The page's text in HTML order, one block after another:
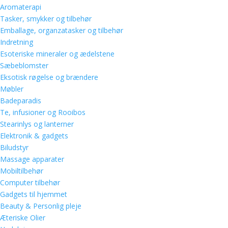
Aromaterapi
Tasker, smykker og tilbehør
Emballage, organzatasker og tilbehør
Indretning
Esoteriske mineraler og ædelstene
Sæbeblomster
Eksotisk røgelse og brændere
Møbler
Badeparadis
Te, infusioner og Rooibos
Stearinlys og lanterner
Elektronik & gadgets
Biludstyr
Massage apparater
Mobiltilbehør
Computer tilbehør
Gadgets til hjemmet
Beauty & Personlig pleje
Æteriske Olier